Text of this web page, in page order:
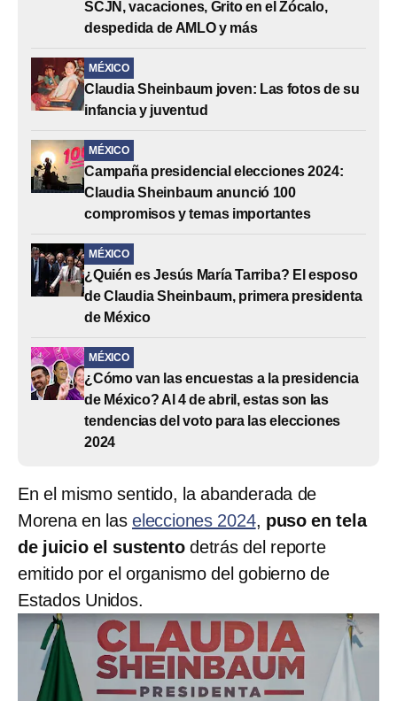
SCJN, vacaciones, Grito en el Zócalo,
despedida de AMLO y más
MÉXICO
Claudia Sheinbaum joven: Las fotos de su
infancia y juventud
MÉXICO
Campaña presidencial elecciones 2024:
Claudia Sheinbaum anunció 100
compromisos y temas importantes
MÉXICO
¿Quién es Jesús María Tarriba? El esposo
de Claudia Sheinbaum, primera presidenta
de México
MÉXICO
¿Cómo van las encuestas a la presidencia
de México? Al 4 de abril, estas son las
tendencias del voto para las elecciones
2024
En el mismo sentido, la abanderada de
Morena en laselecciones 2024, puso en tela
de juicio el sustentodetrás del reporte
emitido por el organismo del gobierno de
Estados Unidos.